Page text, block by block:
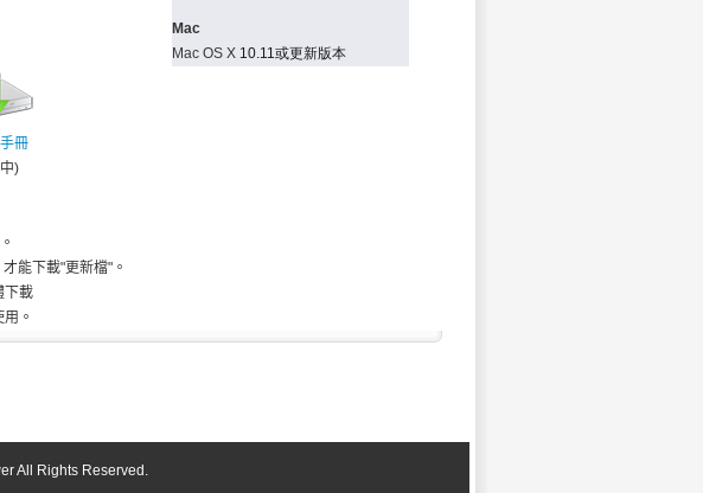
Mac
Mac OS X 10.11或更新版本
冊
)
能下載"更新檔"。
下載
。
All Rights Reserved.